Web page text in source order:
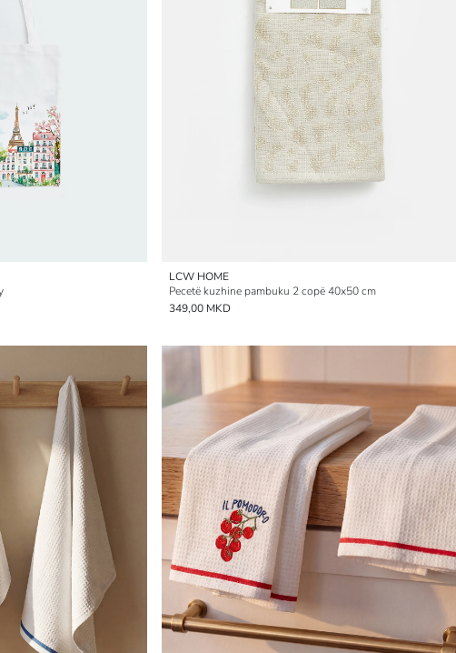
LCW HOME
Pecetë kuzhine pambuku 2 copë 40x50 cm
349,00 MKD